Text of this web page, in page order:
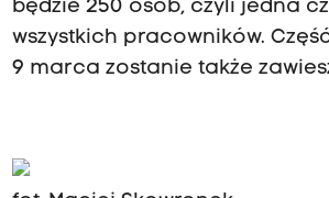
będzie 250 osób, czyli jedna
wszystkich pracowników.
9 marca zostanie także